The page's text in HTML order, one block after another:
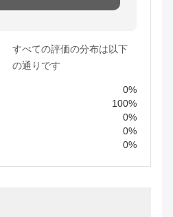
すべての評価の分布は以下
の通りです
0%
100%
0%
0%
0%